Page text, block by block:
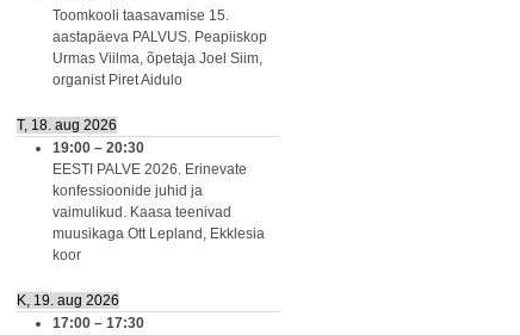
Toomkooli taasavamise 15.
aastapäeva PALVUS. Peapiiskop
Urmas Viilma, õpetaja Joel Siim,
organist Piret Aidulo
T, 18. aug 2026
19:00 – 20:30
EESTI PALVE 2026. Erinevate
konfessioonide juhid ja
vaimulikud. Kaasa teenivad
muusikaga Ott Lepland, Ekklesia
koor
K, 19. aug 2026
17:00 – 17:30